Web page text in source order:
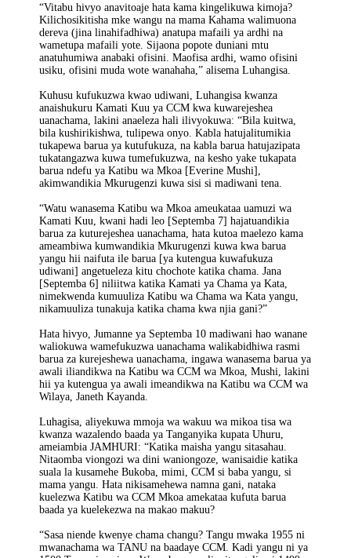
“Vitabu hivyo anavitoaje hata kama kingelikuwa kimoja?
Kilichosikitisha mke wangu na mama Kahama walimuona
dereva (jina linahifadhiwa) anatupa mafaili ya ardhi na
wametupa mafaili yote. Sijaona popote duniani mtu
anatuhumiwa anabaki ofisini. Maofisa ardhi, wamo ofisini
usiku, ofisini muda wote wanahaha,” alisema Luhangisa.
Kuhusu kufukuzwa kwao udiwani, Luhangisa kwanza
anaishukuru Kamati Kuu ya CCM kwa kuwarejeshea
uanachama, lakini anaeleza hali ilivyokuwa: “Bila kuitwa,
bila kushirikishwa, tulipewa onyo. Kabla hatujalitumikia
tukapewa barua ya kutufukuza, na kabla barua hatujazipata
tukatangazwa kuwa tumefukuzwa, na kesho yake tukapata
barua ndefu ya Katibu wa Mkoa [Everine Mushi],
akimwandikia Mkurugenzi kuwa sisi si madiwani tena.
“Watu wanasema Katibu wa Mkoa ameukataa uamuzi wa
Kamati Kuu, kwani hadi leo [Septemba 7] hajatuandikia
barua za kuturejeshea uanachama, hata kutoa maelezo kama
ameambiwa kumwandikia Mkurugenzi kuwa kwa barua
yangu hii naifuta ile barua [ya kutengua kuwafukuza
udiwani] angetueleza kitu chochote katika chama. Jana
[Septemba 6] niliitwa katika Kamati ya Chama ya Kata,
nimekwenda kumuuliza Katibu wa Chama wa Kata yangu,
nikamuuliza tunakuja katika chama kwa njia gani?”
Hata hivyo, Jumanne ya Septemba 10 madiwani hao wanane
waliokuwa wamefukuzwa uanachama walikabidhiwa rasmi
barua za kurejeshewa uanachama, ingawa wanasema barua ya
awali iliandikwa na Katibu wa CCM wa Mkoa, Mushi, lakini
hii ya kutengua ya awali imeandikwa na Katibu wa CCM wa
Wilaya, Janeth Kayanda.
Luhagisa, aliyekuwa mmoja wa wakuu wa mikoa tisa wa
kwanza wazalendo baada ya Tanganyika kupata Uhuru,
ameiambia JAMHURI: “Katika maisha yangu sitasahau.
Nitaomba viongozi wa dini waniongoze, wanisaidie katika
suala la kusamehe Bukoba, mimi, CCM si baba yangu, si
mama yangu. Hata nikisamehewa namna gani, nataka
kuelezwa Katibu wa CCM Mkoa amekataa kufuta barua
baada ya kuelekezwa na makao makuu?
“Sasa niende kwenye chama changu? Tangu mwaka 1955 ni
mwanachama wa TANU na baadaye CCM. Kadi yangu ni ya